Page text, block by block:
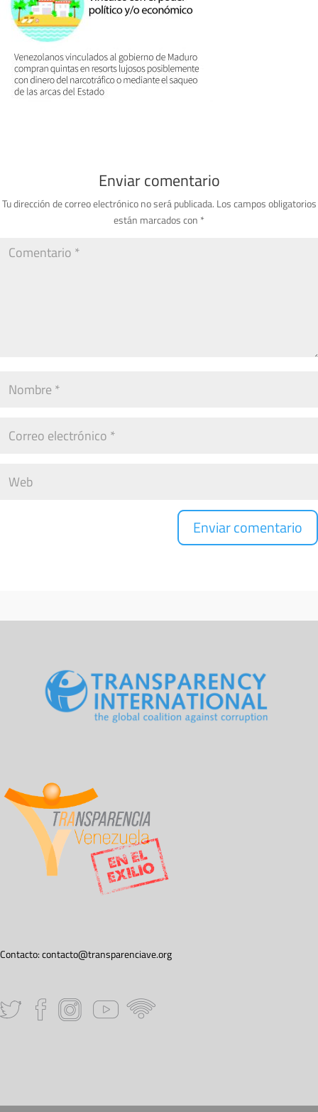
Enviar comentario
Tu dirección de correo electrónico no será publicada. Los campos obligatorios
están marcados con *
Contacto:contacto@transparenciave.org